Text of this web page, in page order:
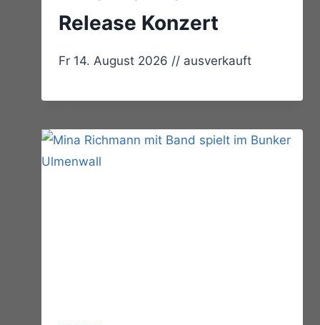
Release Konzert
Fr 14. August 2026 // ausverkauft